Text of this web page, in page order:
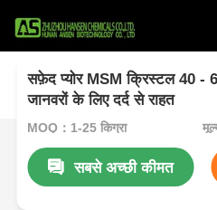
सफ़ेद प्योर MSM क्रिस्टल 40 -
जानवरों के लिए दर्द से राहत
MOQ：1-25 किग्रा
सबसे अच्छी कीमत